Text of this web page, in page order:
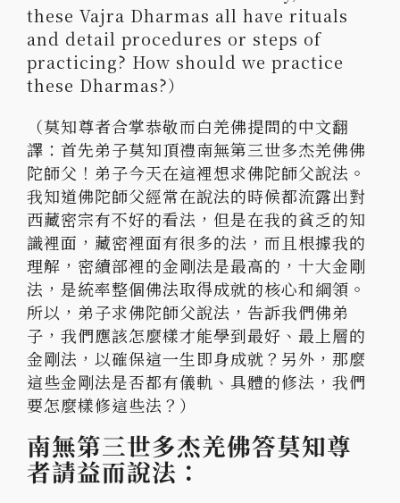
these Vajra Dharmas all have rituals
and detail procedures or steps of
practicing? How should we practice
these Dharmas?）
（莫知尊者合掌恭敬而白羌佛提問的中文翻
譯： 首先弟子莫知頂禮南無第三世多杰羌佛佛
陀師父！ 弟子今天在這裡想求佛陀師父說法。
我知道佛陀師父經常在說法的時候都流露出對
西藏密宗有不好的看法 ，但是在我的貧乏的知
識裡面，藏密裡面有很多的法， 而且根據我的
理解，密續部裡的金剛法是最高的，十大金剛
法， 是統率整個佛法取得成就的核心和綱領。
所以， 弟子求佛陀師父說法，告訴我們佛弟
子， 我們應該怎麼樣才能學到最好、最上層的
金剛法， 以確保這一生即身成就？另外，那麼
這些金剛法是否都有儀軌、 具體的修法，我們
要怎麼樣修這些法？）
南無第三世多杰羌佛答莫知尊
者請益而說法：